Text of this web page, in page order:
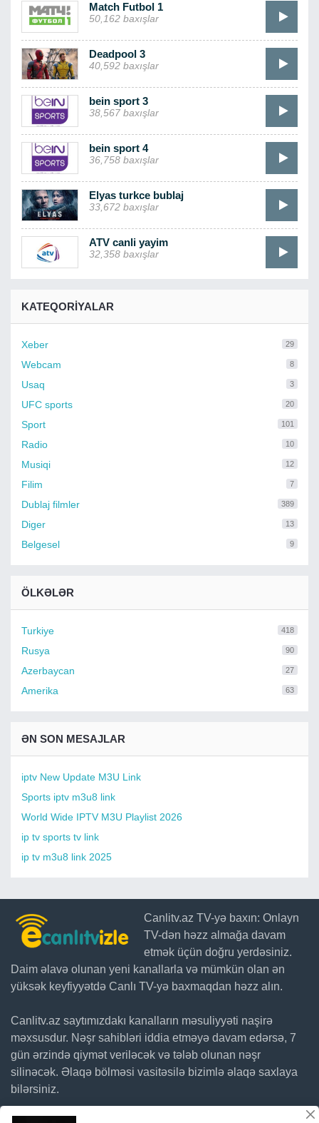
Match Futbol 1
50,162 baxışlar
Deadpool 3
40,592 baxışlar
bein sport 3
38,567 baxışlar
bein sport 4
36,758 baxışlar
Elyas turkce bublaj
33,672 baxışlar
ATV canli yayim
32,358 baxışlar
KATEQORIYALAR
Xeber 29
Webcam 8
Usaq 3
UFC sports 20
Sport 101
Radio 10
Musiqi 12
Filim 7
Dublaj filmler 389
Diger 13
Belgesel 9
ÖLKƏLƏR
Turkiye 418
Rusya 90
Azerbaycan 27
Amerika 63
ƏN SON MESAJLAR
iptv New Update M3U Link
Sports iptv m3u8 link
World Wide IPTV M3U Playlist 2026
ip tv sports tv link
ip tv m3u8 link 2025
Canlitv.az TV-yə baxın: Onlayn
TV-dən həzz almağa davam
etmək üçün doğru yerdəsiniz.
Daim əlavə olunan yeni kanallarla və mümkün olan ən
yüksək keyfiyyətdə Canlı TV-yə baxmaqdan həzz alın.
Canlitv.az saytımızdakı kanalların məsuliyyəti naşirə
məxsusdur. Nəşr sahibləri iddia etməyə davam edərsə, 7
gün ərzində qiymət veriləcək və tələb olunan nəşr
silinəcək. Əlaqə bölməsi vasitəsilə bizimlə əlaqə saxlaya
bilərsiniz.